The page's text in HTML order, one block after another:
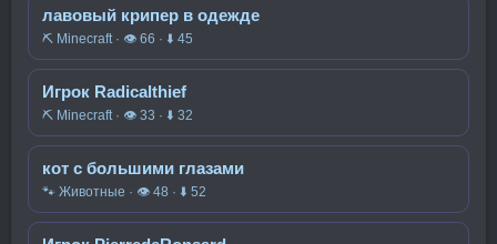
лавовый крипер в одежде
⛏️ Minecraft · 👁 66 · ⬇ 45
Игрок Radicalthief
⛏️ Minecraft · 👁 33 · ⬇ 32
кот с большими глазами
🐾 Животные · 👁 48 · ⬇ 52